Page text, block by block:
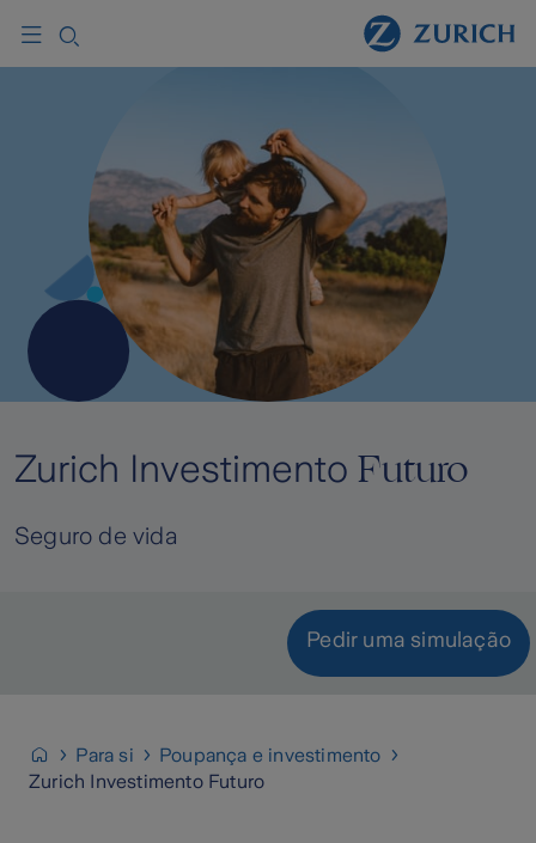
Zurich Investimento Futuro
Seguro de vida
Pedir uma simulação
Para si
Poupança e investimento
Zurich Investimento Futuro